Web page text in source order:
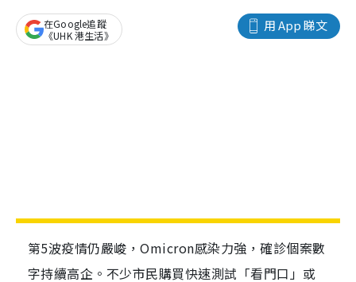
用 App 睇文
在Google追蹤
《UHK 港生活》
第5波疫情仍嚴峻，Omicron感染力強，確診個案數
字持續高企。不少市民購買快速測試「看門口」或